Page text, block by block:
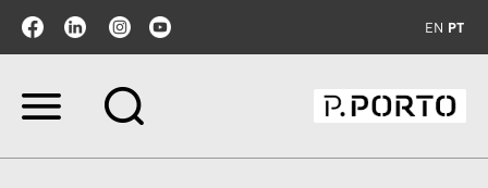
EN PT
Ir